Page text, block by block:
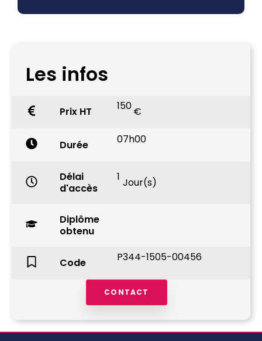
Les infos
Prix HT 150€
Durée 07h00
Délai
d'accès
1 Jour(s)
Diplôme
obtenu
Code P344-1505-00456
CONTACT